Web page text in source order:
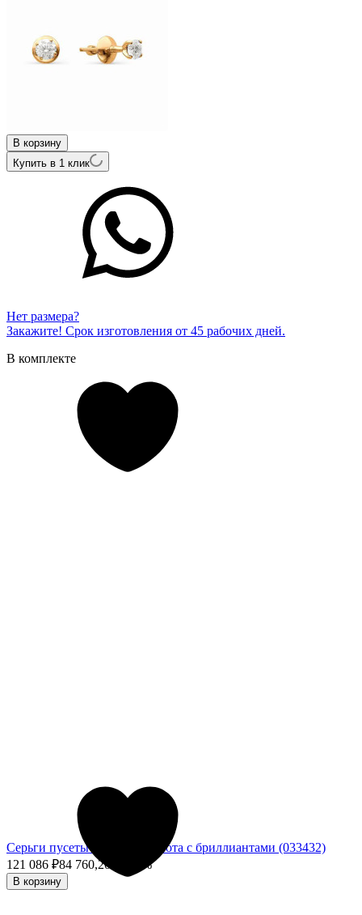
В корзину
Купить в 1 клик
Нет размера?
Закажите! Срок изготовления от 45 рабочих дней.
В комплекте
Серьги пусеты из белого золота с бриллиантами (033432)
121 086 ₽84 760,20 - 30%
В корзину